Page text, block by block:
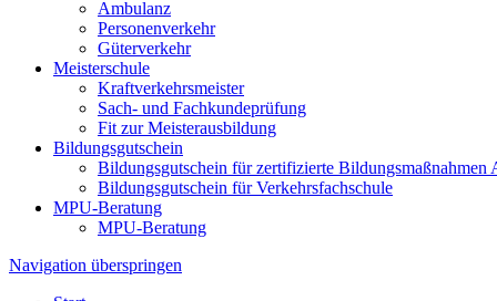
Ambulanz
Personenverkehr
Güterverkehr
Meisterschule
Kraftverkehrsmeister
Sach- und Fachkundeprüfung
Fit zur Meisterausbildung
Bildungsgutschein
Bildungsgutschein für zertifizierte Bildungsmaßnahmen
Bildungsgutschein für Verkehrsfachschule
MPU-Beratung
MPU-Beratung
Navigation überspringen